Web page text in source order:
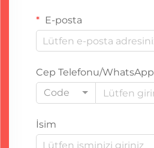
E-posta
Cep Telefonu/WhatsApp
Code
İsim